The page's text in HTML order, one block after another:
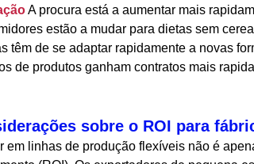
A procura está a aumentar mais
estão a mudar para dietas sem
têm de se adaptar rapidamente a novas
de produtos ganham contratos mais
sobre o ROI para
em linhas de produção flexíveis não é